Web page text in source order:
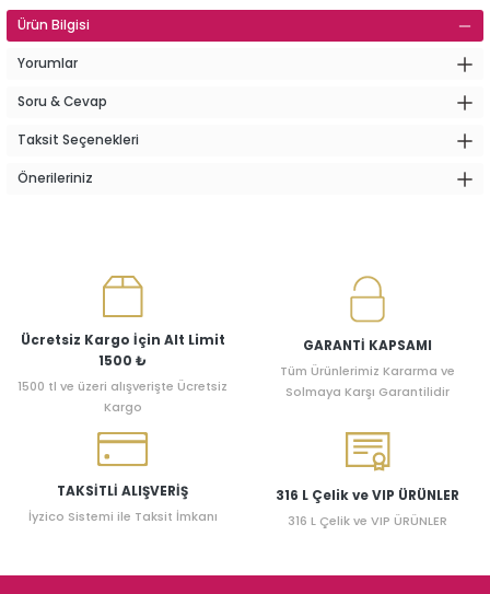
Ürün Bilgisi
Yorumlar
Soru & Cevap
Taksit Seçenekleri
Önerileriniz
Ücretsiz Kargo İçin Alt Limit
1500 ₺
1500 tl ve üzeri alışverişte Ücretsiz
Kargo
GARANTİ KAPSAMI
Tüm Ürünlerimiz Kararma ve
Solmaya Karşı Garantilidir
TAKSİTLİ ALIŞVERİŞ
İyzico Sistemi ile Taksit İmkanı
316 L Çelik ve VIP ÜRÜNLER
316 L Çelik ve VIP ÜRÜNLER